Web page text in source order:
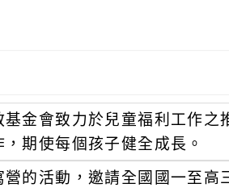
基金會致力於兒童福利工作
期使每個孩子健全成長。
的活動，邀請全國國一至高